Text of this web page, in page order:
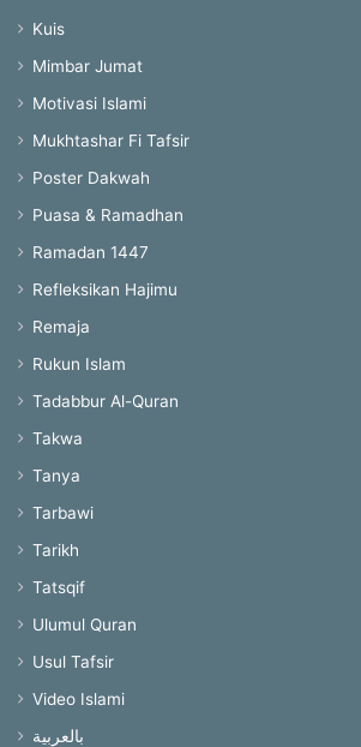
Kuis
Mimbar Jumat
Motivasi Islami
Mukhtashar Fi Tafsir
Poster Dakwah
Puasa & Ramadhan
Ramadan 1447
Refleksikan Hajimu
Remaja
Rukun Islam
Tadabbur Al-Quran
Takwa
Tanya
Tarbawi
Tarikh
Tatsqif
Ulumul Quran
Usul Tafsir
Video Islami
بالعربية